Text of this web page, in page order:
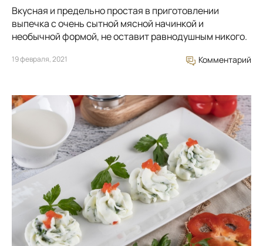
Вкусная и предельно простая в приготовлении
выпечка с очень сытной мясной начинкой и
необычной формой, не оставит равнодушным никого.
19 февраля, 2021 Комментарий